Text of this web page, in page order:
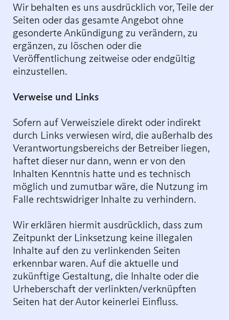
Wir behalten es uns ausdrücklich vor, Teile der
Seiten oder das gesamte Angebot ohne
gesonderte Ankündigung zu verändern, zu
ergänzen, zu löschen oder die
Veröffentlichung zeitweise oder endgültig
einzustellen.
Verweise und Links
Sofern auf Verweisziele direkt oder indirekt
durch Links verwiesen wird, die außerhalb des
Verantwortungsbereichs der Betreiber liegen,
haftet dieser nur dann, wenn er von den
Inhalten Kenntnis hatte und es technisch
möglich und zumutbar wäre, die Nutzung im
Falle rechtswidriger Inhalte zu verhindern.
Wir erklären hiermit ausdrücklich, dass zum
Zeitpunkt der Linksetzung keine illegalen
Inhalte auf den zu verlinkenden Seiten
erkennbar waren. Auf die aktuelle und
zukünftige Gestaltung, die Inhalte oder die
Urheberschaft der verlinkten/verknüpften
Seiten hat der Autor keinerlei Einfluss.